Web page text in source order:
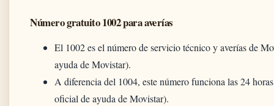
Número gratuito 1002 para averías
El 1002 es el número de servicio técnico y averías de
ayuda de Movistar).
A diferencia del 1004, este número funciona las 24
oficial de ayuda de Movistar).